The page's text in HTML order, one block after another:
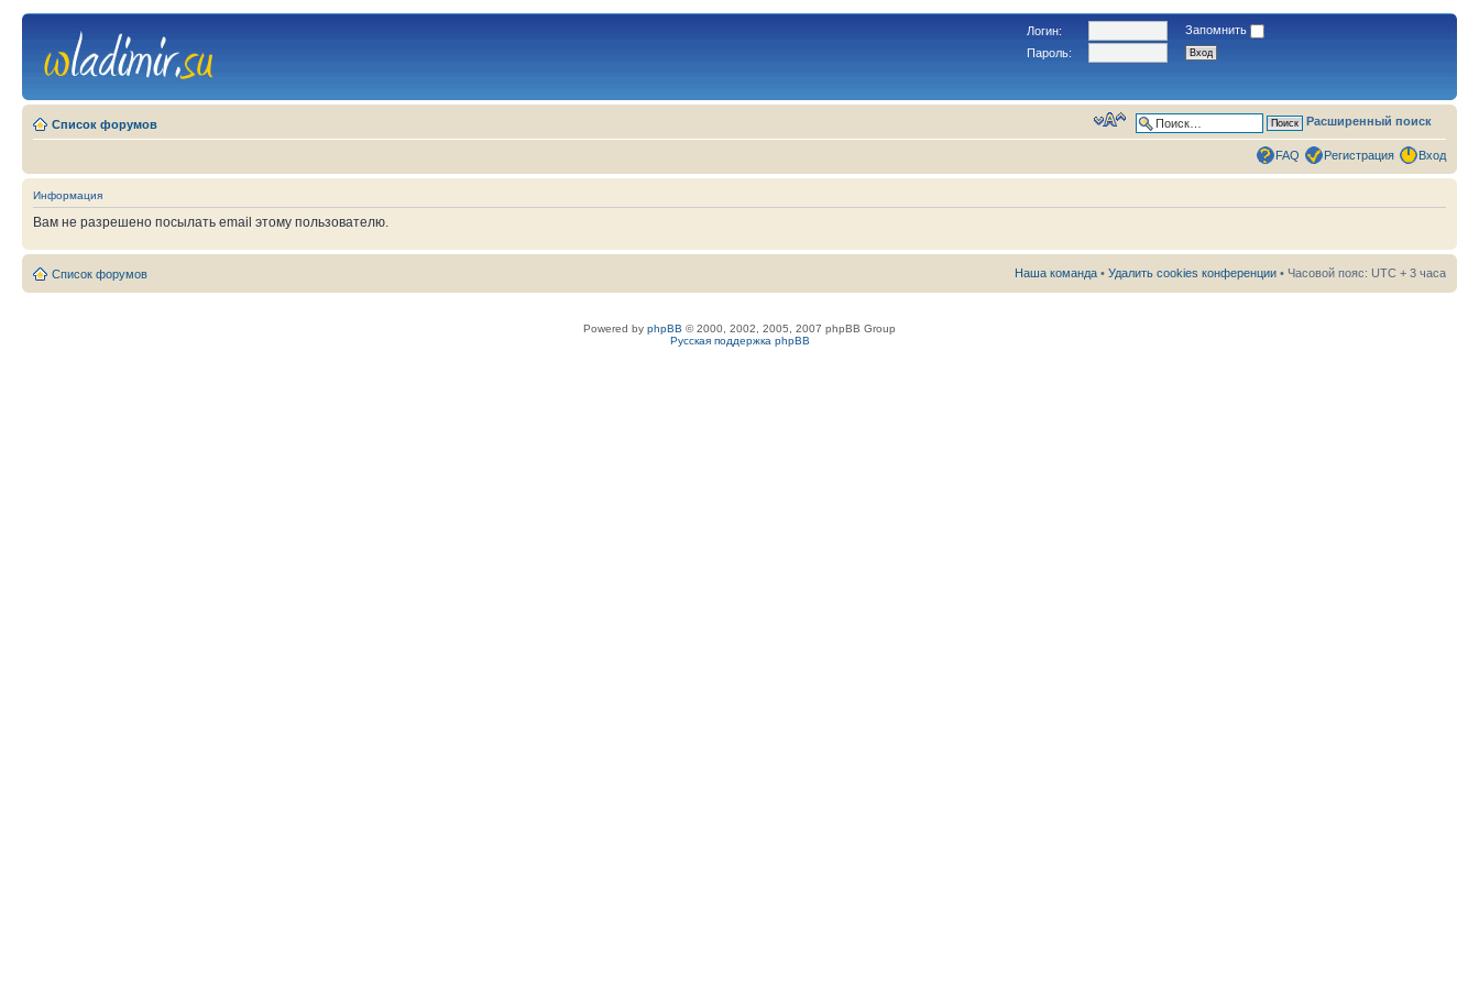
Логин:
Запомнить
Пароль:
Список форумов Расширенный поиск
FAQ Регистрация Вход
Информация
Вам не разрешено посылать email этому пользователю.
Список форумов Наша команда • Удалить cookies конференции • Часовой пояс: UTC + 3 часа
Powered by phpBB © 2000, 2002, 2005, 2007 phpBB Group
Русская поддержка phpBB